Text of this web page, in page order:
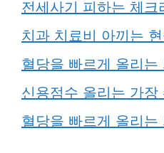
전세사기 피하는 체크
치과 치료비 아끼는
혈당을 빠르게 올리는
신용점수 올리는 가장
혈당을 빠르게 올리는